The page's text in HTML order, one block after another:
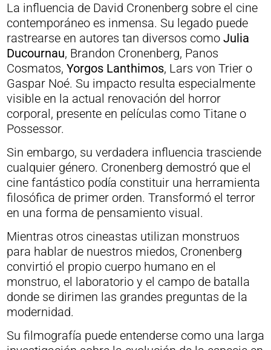
La influencia de David Cronenberg sobre el cine
contemporáneo es inmensa. Su legado puede
rastrearse en autores tan diversos comoJulia
Ducournau, Brandon Cronenberg, Panos
Cosmatos, Yorgos Lanthimos, Lars von Trier o
Gaspar Noé. Su impacto resulta especialmente
visible en la actual renovación del horror
corporal, presente en películas como Titane o
Possessor.
Sin embargo, su verdadera influencia trasciende
cualquier género. Cronenberg demostró que el
cine fantástico podía constituir una herramienta
filosófica de primer orden. Transformó el terror
en una forma de pensamiento visual.
Mientras otros cineastas utilizan monstruos
para hablar de nuestros miedos, Cronenberg
convirtió el propio cuerpo humano en el
monstruo, el laboratorio y el campo de batalla
donde se dirimen las grandes preguntas de la
modernidad.
Su filmografía puede entenderse como una larga